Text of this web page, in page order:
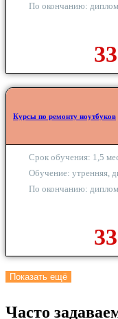
По окончанию:
Курсы по ремонту ноутбуков
Срок обучения: 1,5
Обучение: утренняя,
По окончанию:
Показать ещё
Часто